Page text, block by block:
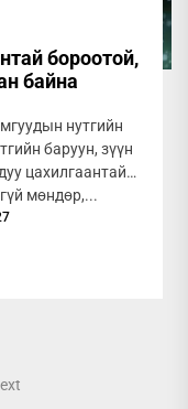
бороотой,
байна
нутгийн
баруун, зүүн
цахилгаантай
мөндөр,...